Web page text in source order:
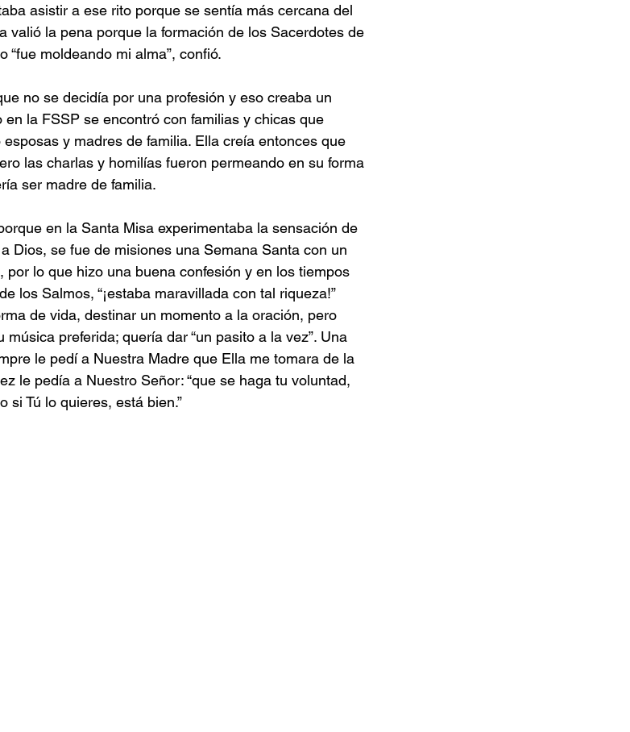
asistir a ese rito porque se sentía más cercana del
valió la pena porque la formación de los Sacerdotes de
“fue moldeando mi alma”, confió.
no se decidía por una profesión y eso creaba un
la FSSP se encontró con familias y chicas que
y madres de familia. Ella creía entonces que
las charlas y homilías fueron permeando en su forma
ser madre de familia.
en la Santa Misa experimentaba la sensación de
Dios, se fue de misiones una Semana Santa con un
lo que hizo una buena confesión y en los tiempos
los Salmos, “¡estaba maravillada con tal riqueza!”
de vida, destinar un momento a la oración, pero
preferida; quería dar “un pasito a la vez”. Una
le pedí a Nuestra Madre que Ella me tomara de la
le pedía a Nuestro Señor: “que se haga tu voluntad,
Tú lo quieres, está bien.”